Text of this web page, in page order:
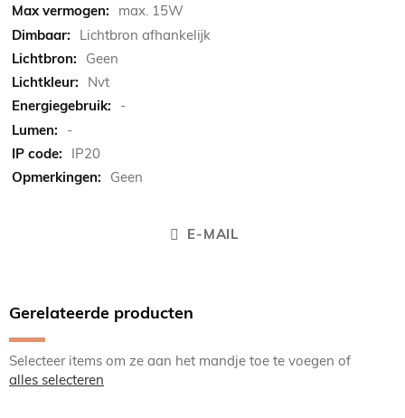
max. 15W
Lichtbron afhankelijk
Geen
Nvt
-
-
IP20
Geen
E-MAIL
Gerelateerde producten
Selecteer items om ze aan het mandje toe te voegen of
alles selecteren